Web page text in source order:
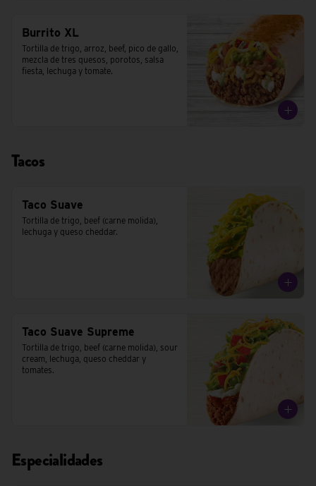
Burrito XL
Tortilla de trigo, arroz, beef, pico de gallo,
mezcla de tres quesos, porotos, salsa
fiesta, lechuga y tomate.
Tacos
Taco Suave
Tortilla de trigo, beef (carne molida),
lechuga y queso cheddar.
Taco Suave Supreme
Tortilla de trigo, beef (carne molida), sour
cream, lechuga, queso cheddar y
tomates.
Especialidades